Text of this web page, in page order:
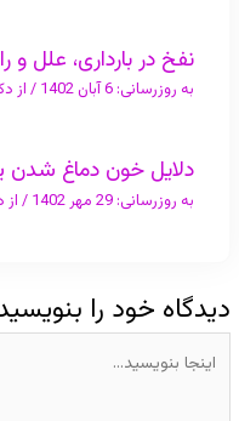
نفخ در بارداری، علل و
به روزرسانی: 6 آبان 1402 / از
دلايل خون دماغ شدن
به روزرسانی: 29 مهر 1402 / از
دیدگاه‌ خود را